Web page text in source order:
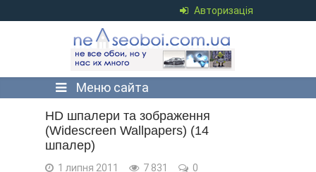
Авторизація
Меню сайта
HD шпалери та зображення
(Widescreen Wallpapers) (14
шпалер)
1 липня 2011 7 831
0